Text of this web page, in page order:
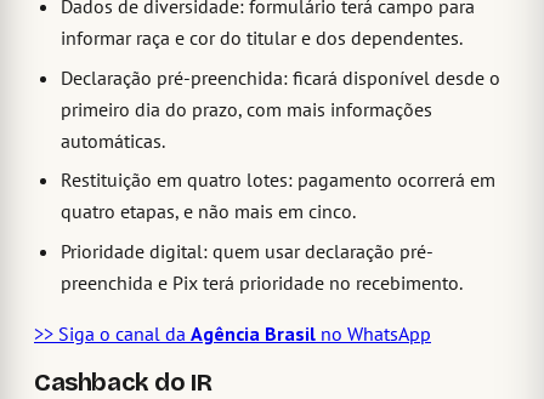
Dados de diversidade: formulário terá campo para
informar raça e cor do titular e dos dependentes.
Declaração pré-preenchida: ficará disponível desde o
primeiro dia do prazo, com mais informações
automáticas.
Restituição em quatro lotes: pagamento ocorrerá em
quatro etapas, e não mais em cinco.
Prioridade digital: quem usar declaração pré-
preenchida e Pix terá prioridade no recebimento.
>> Siga o canal da Agência Brasil no WhatsApp
Cashback do IR